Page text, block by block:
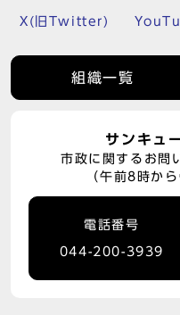
X(旧Twitter)
組織一覧
サンキュ
市政に関するお問
（午前8時か
電話番号
044-200-3939